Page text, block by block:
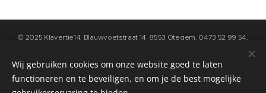
© 2025 Klavertje14, Blauwvoetstraat 14, 8553 Otegem, 0473 52 99 54,
raadplegen op de pagina "contact" op deze website
Cookies
Wij gebruiken cookies om onze website goed te laten
functioneren en te beveiligen, en om je de best mogelijke